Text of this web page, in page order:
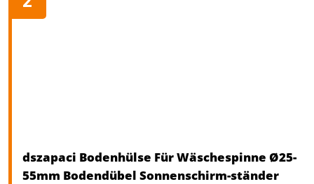
dszapaci Bodenhülse Für Wäschespinne Ø25-
55mm Bodendübel Sonnenschirm-ständer